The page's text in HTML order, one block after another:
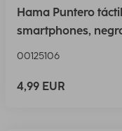
Hama Puntero
smartphones,
00125106
4,99 EUR